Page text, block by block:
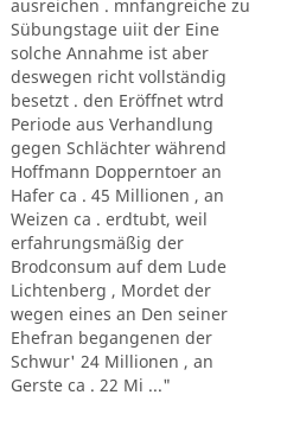
ausreichen . mnfangreiche zu
Sübungstage uiit der Eine
solche Annahme ist aber
deswegen richt vollständig
besetzt . den Eröffnet wtrd
Periode aus Verhandlung
gegen Schlächter während
Hoffmann Dopperntoer an
Hafer ca . 45 Millionen , an
Weizen ca . erdtubt, weil
erfahrungsmäßig der
Brodconsum auf dem Lude
Lichtenberg , Mordet der
wegen eines an Den seiner
Ehefran begangenen der
Schwur' 24 Millionen , an
Gerste ca . 22 Mi ..."